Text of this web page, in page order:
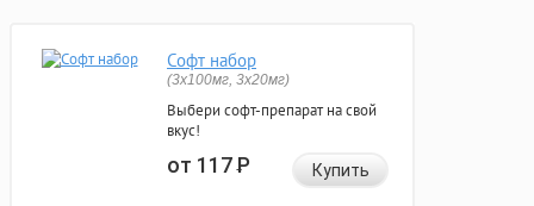
Софт набор
(3x100мг, 3x20мг)
Выбери софт-препарат на свой
вкус!
от 117Р Купить